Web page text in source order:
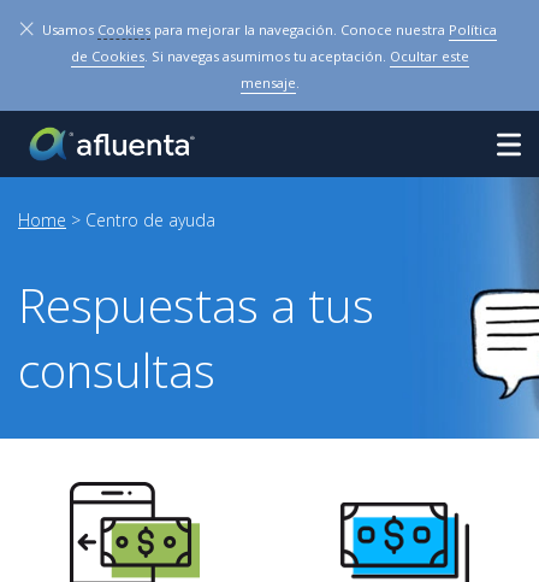
× Usamos Cookies para mejorar la navegación. Conoce nuestra Política
de Cookies. Si navegas asumimos tu aceptación. Ocultar este
mensaje.
Home > Centro de ayuda
Respuestas a tus
consultas